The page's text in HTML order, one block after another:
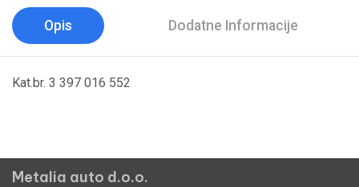
Opis Dodatne Informacije
Kat.br. 3 397 016 552
Metalia auto d.o.o.